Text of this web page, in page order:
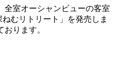
全室オーシャンビューの客室
むリトリート」を発売しま
ります。